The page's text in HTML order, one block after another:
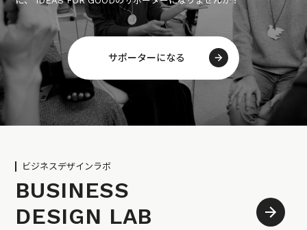
サポーターになる
ビジネスデザインラボ
BUSINESS
DESIGN LAB